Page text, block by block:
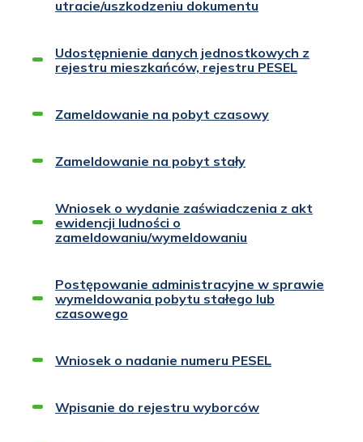
utracie/uszkodzeniu dokumentu
Udostępnienie danych jednostkowych z
rejestru mieszkańców, rejestru PESEL
Zameldowanie na pobyt czasowy
Zameldowanie na pobyt stały
Wniosek o wydanie zaświadczenia z akt
ewidencji ludności o
zameldowaniu/wymeldowaniu
Postępowanie administracyjne w sprawie
wymeldowania pobytu stałego lub
czasowego
Wniosek o nadanie numeru PESEL
Wpisanie do rejestru wyborców